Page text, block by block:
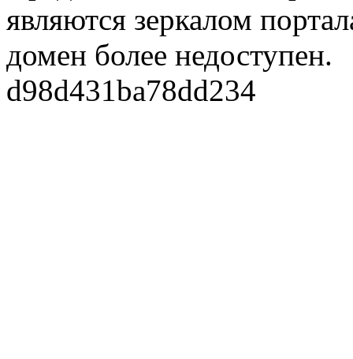
являются зеркалом
домен более недоступен.
d98d431ba78dd234